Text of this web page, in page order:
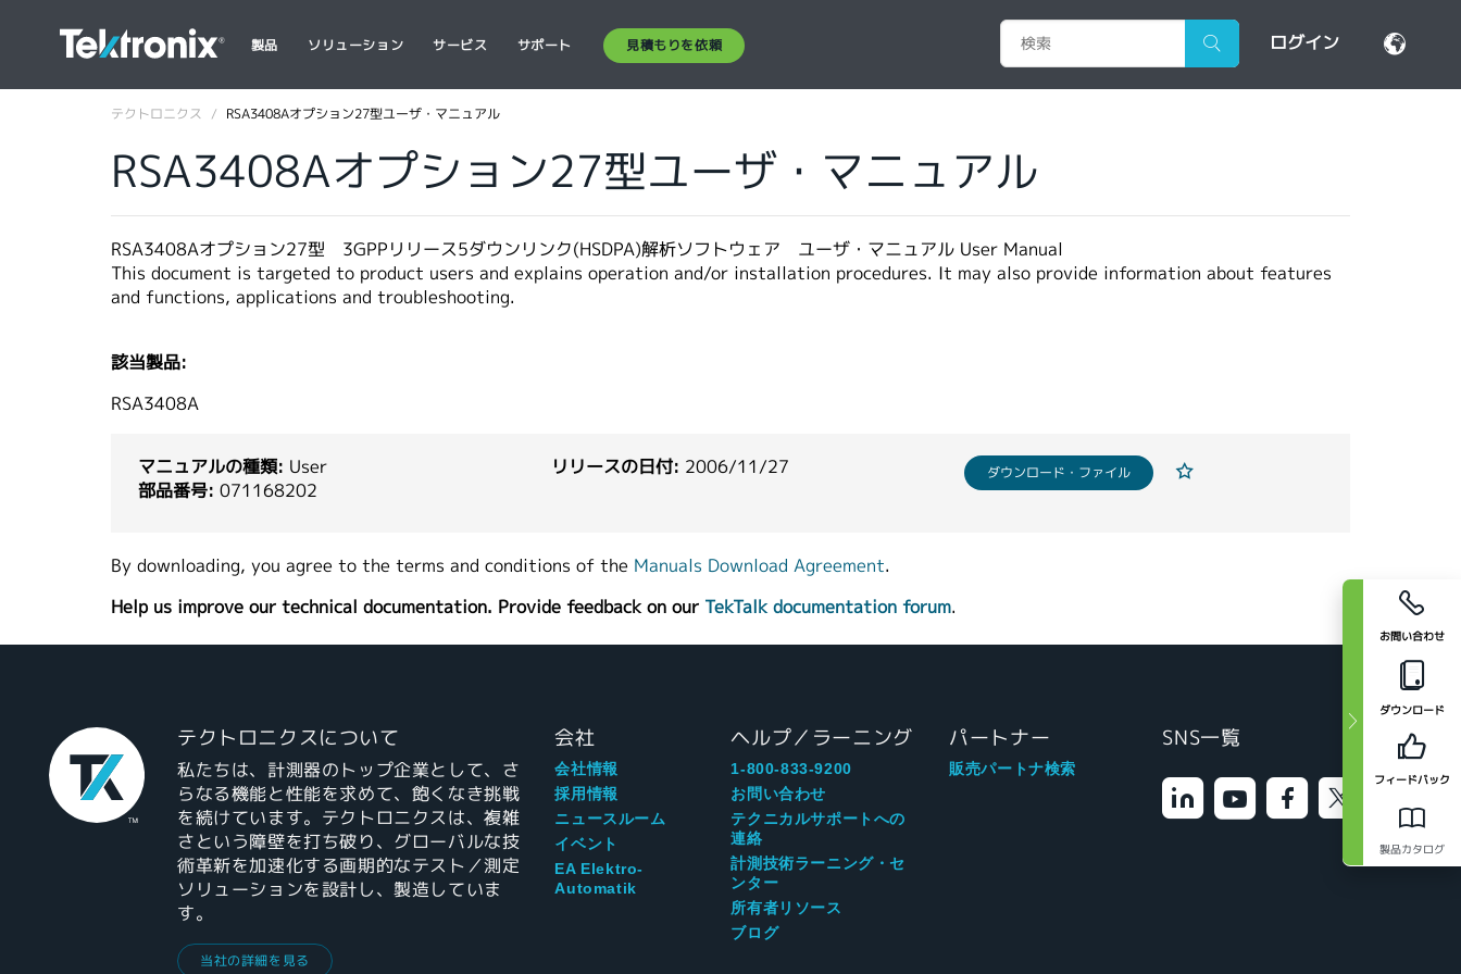
製品 ソリューション サービス サポート 見積もりを依頼 ログイン
お問い合わせ
ダウンロード
フィードバック
製品カタログ
テクトロニクス RSA3408Aオプション27型ユーザ・マニュアル
RSA3408Aオプション27型ユーザ・マニュアル
RSA3408Aオプション27型 3GPPリリース5ダウンリンク(HSDPA)解析ソフトウェア ユーザ・マニュアル User Manual
This document is targeted to product users and explains operation and/or installation procedures. It may also provide information about features
and functions, applications and troubleshooting.
該当製品:
RSA3408A
マニュアルの種類: User
部品番号: 071168202
リリースの日付: 2006/11/27 ダウンロード・ファイル
By downloading, you agree to the terms and conditions of the Manuals Download Agreement.
Help us improve our technical documentation. Provide feedback on our TekTalk documentation forum.
テクトロニクスについて
私たちは、計測器のトップ企業として、さ
らなる機能と性能を求めて、飽くなき挑戦
を続けています。テクトロニクスは、複雑
さという障壁を打ち破り、グローバルな技
術革新を加速化する画期的なテスト／測定
ソリューションを設計し、製造していま
す。
当社の詳細を見る
会社
会社情報
採用情報
ニュースルーム
イベント
EA Elektro-
Automatik
ヘルプ／ラーニング
1-800-833-9200
お問い合わせ
テクニカルサポートへの
連絡
計測技術ラーニング・セ
ンター
所有者リソース
ブログ
パートナー
販売パートナ検索
SNS一覧